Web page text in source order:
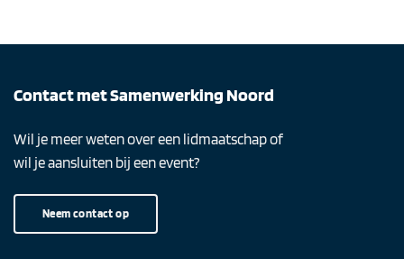
Contact met Samenwerking Noord
Wil je meer weten over een lidmaatschap of
wil je aansluiten bij een event?
Neem contact op